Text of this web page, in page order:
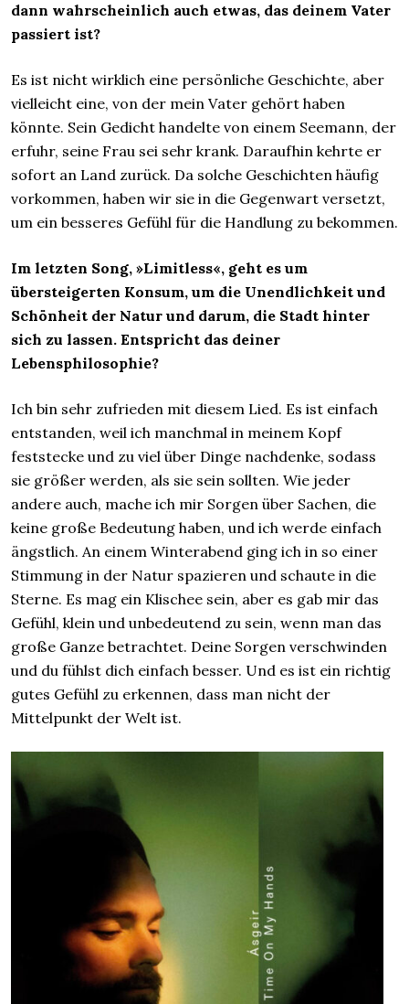
dann wahrscheinlich auch etwas, das deinem Vater
passiert ist?
Es ist nicht wirklich eine persönliche Geschichte, aber
vielleicht eine, von der mein Vater gehört haben
könnte. Sein Gedicht handelte von einem Seemann, der
erfuhr, seine Frau sei sehr krank. Daraufhin kehrte er
sofort an Land zurück. Da solche Geschichten häufig
vorkommen, haben wir sie in die Gegenwart versetzt,
um ein besseres Gefühl für die Handlung zu bekommen.
Im letzten Song, »Limitless«, geht es um
übersteigerten Konsum, um die Unendlichkeit und
Schönheit der Natur und darum, die Stadt hinter
sich zu lassen. Entspricht das deiner
Lebensphilosophie?
Ich bin sehr zufrieden mit diesem Lied. Es ist einfach
entstanden, weil ich manchmal in meinem Kopf
feststecke und zu viel über Dinge nachdenke, sodass
sie größer werden, als sie sein sollten. Wie jeder
andere auch, mache ich mir Sorgen über Sachen, die
keine große Bedeutung haben, und ich werde einfach
ängstlich. An einem Winterabend ging ich in so einer
Stimmung in der Natur spazieren und schaute in die
Sterne. Es mag ein Klischee sein, aber es gab mir das
Gefühl, klein und unbedeutend zu sein, wenn man das
große Ganze betrachtet. Deine Sorgen verschwinden
und du fühlst dich einfach besser. Und es ist ein richtig
gutes Gefühl zu erkennen, dass man nicht der
Mittelpunkt der Welt ist.